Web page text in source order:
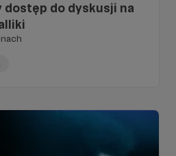
dostęp do dyskusji na